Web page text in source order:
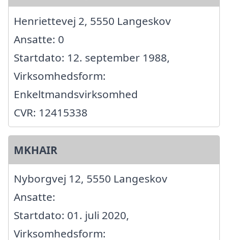
Henriettevej 2, 5550 Langeskov
Ansatte: 0
Startdato: 12. september 1988,
Virksomhedsform:
Enkeltmandsvirksomhed
CVR: 12415338
MKHAIR
Nyborgvej 12, 5550 Langeskov
Ansatte:
Startdato: 01. juli 2020,
Virksomhedsform: